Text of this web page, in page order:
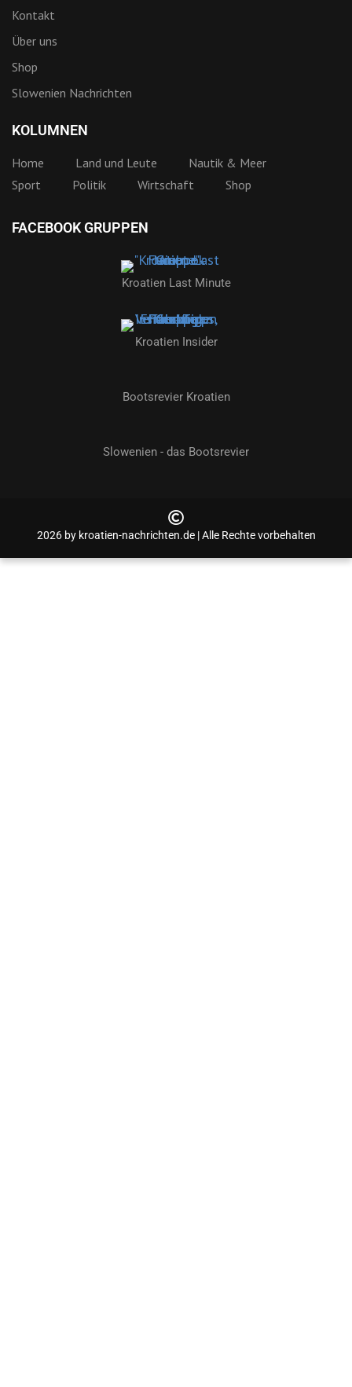
Kontakt
Über uns
Shop
Slowenien Nachrichten
KOLUMNEN
Home Land und Leute
Nautik & Meer
Sport
Politik Wirtschaft Shop
FACEBOOK GRUPPEN
Kroatien Last Minute
Kroatien Insider
Bootsrevier Kroatien
Slowenien - das Bootsrevier
2026 by kroatien-nachrichten.de | Alle Rechte vorbehalten